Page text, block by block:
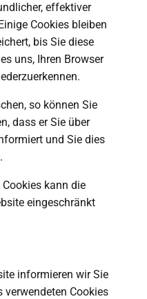
effektiver
Cookies bleiben
bis Sie diese
uns, Ihren Browser
so können Sie
dass er Sie über
und Sie dies
kann die
eingeschränkt
informieren wir Sie
verwendeten Cookies